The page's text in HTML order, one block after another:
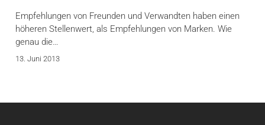
Empfehlungen von Freunden und Verwandten haben einen
höheren Stellenwert, als Empfehlungen von Marken. Wie
genau die…
13. Juni 2013